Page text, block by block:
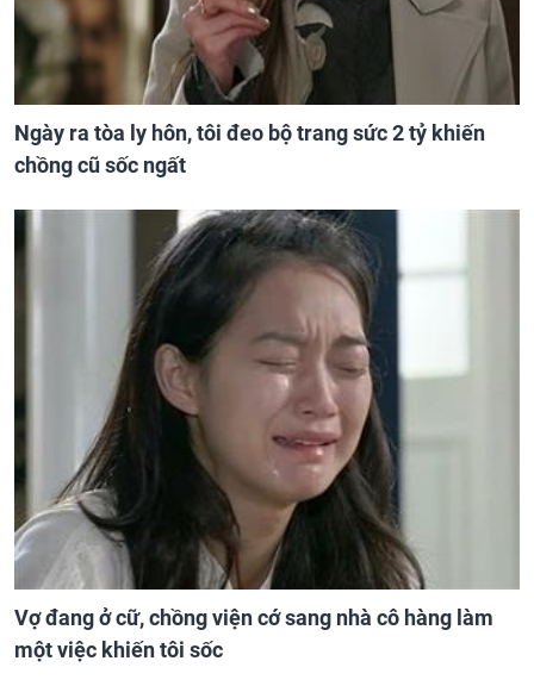
Ngày ra tòa ly hôn, tôi đeo bộ trang sức 2 tỷ khiến
chồng cũ sốc ngất
Vợ đang ở cữ, chồng viện cớ sang nhà cô hàng làm
một việc khiến tôi sốc